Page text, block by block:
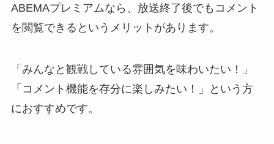
ABEMAプレミアムなら、放送終了後でもコメント
を閲覧できるというメリットがあります。
「みんなと観戦している雰囲気を味わいたい！」
「コメント機能を存分に楽しみたい！」という方
におすすめです。